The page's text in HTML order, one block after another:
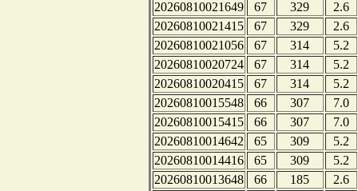
20260810021649
67 329
2.6
20260810021415
67 329
2.6
20260810021056
67 314
5.2
20260810020724
67 314
5.2
20260810020415
67 314
5.2
20260810015548
66 307
7.0
20260810015415
66 307
7.0
20260810014642
65 309
5.2
20260810014416
65 309
5.2
20260810013648
66 185
2.6